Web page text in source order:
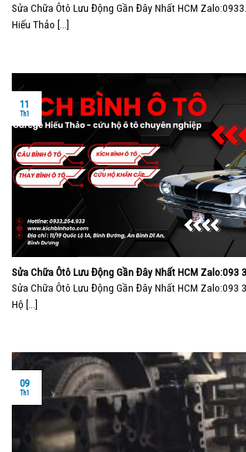
Sửa Chữa Ôtô Lưu Động Gần Đây Nhất HCM
Hiếu Thảo [...]
Sửa Chữa Ôtô Lưu Động Gần Đây Nhất HCM Zalo:093
Sửa Chữa Ôtô Lưu Động Gần Đây Nhất HCM Zalo:093
Hộ [...]
11
Th1
09
Th1